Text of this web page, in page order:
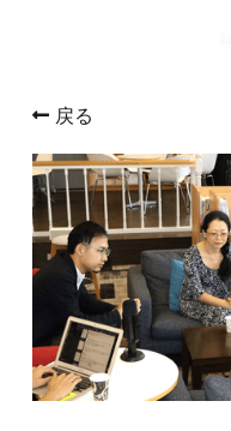
戻る